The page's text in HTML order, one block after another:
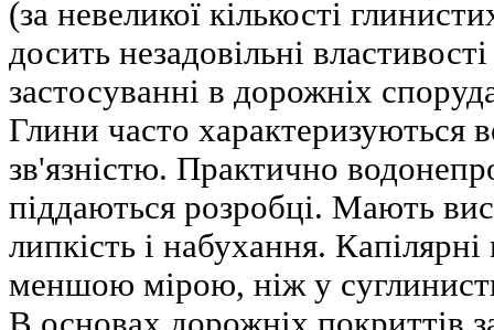
(за невеликої кількості
досить незадовільні
застосуванні в дорожніх
Глини часто характеризуються
зв'язністю. Практично
піддаються розробці. Мають
липкість і набухання.
меншою мірою, ніж у